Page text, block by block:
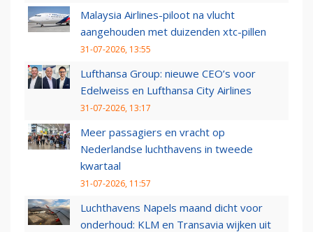
Malaysia Airlines-piloot na vlucht
aangehouden met duizenden xtc-pillen
31-07-2026, 13:55
Lufthansa Group: nieuwe CEO’s voor
Edelweiss en Lufthansa City Airlines
31-07-2026, 13:17
Meer passagiers en vracht op
Nederlandse luchthavens in tweede
kwartaal
31-07-2026, 11:57
Luchthavens Napels maand dicht voor
onderhoud: KLM en Transavia wijken uit